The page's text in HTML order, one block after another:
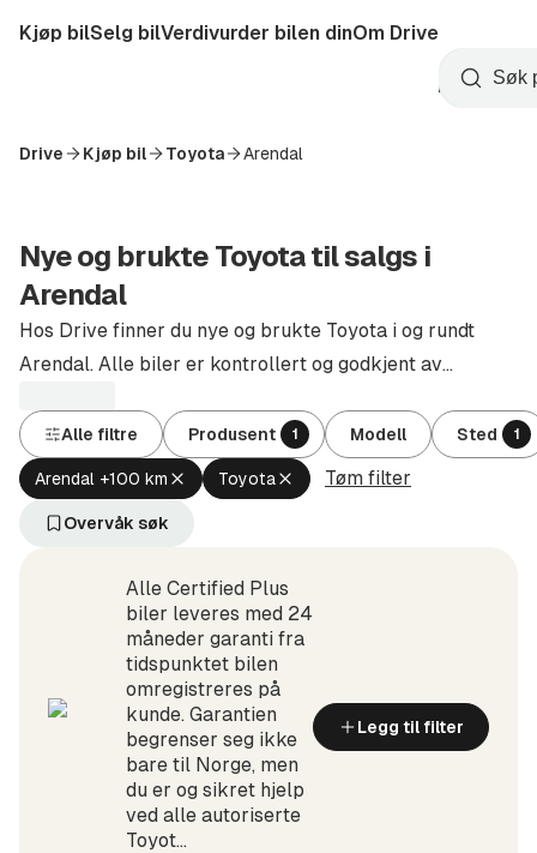
til
Startside
Kjøp bilSelg bilVerdivurder bilen dinOm Drive
Opprett
konto
Søk
Drive Kjøp bil Toyota Arendal
Nye og brukte Toyota til salgs i
Arendal
Hos Drive finner du nye og brukte Toyota i og rundt
Arendal. Alle biler er kontrollert og godkjent av
Alle filtre Produsent 1 Modell Sted 1
Arendal +100 km Fjern
aktivt
km
(Sted)
Toyota Fjern
aktivt
Tøm filter
Overvåk søk
Alle Certified Plus
biler leveres med 24
måneder garanti fra
tidspunktet bilen
omregistreres på
kunde. Garantien
begrenser seg ikke
bare til Norge, men
du er og sikret hjelp
ved alle autoriserte
Toyot...
Legg til filter